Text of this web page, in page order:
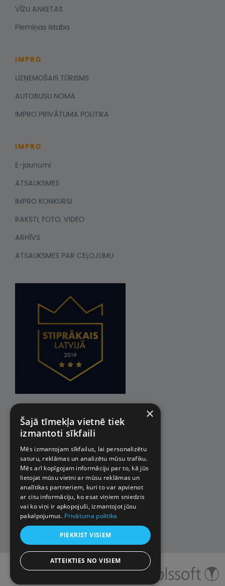
VĪZU ANKETAS
Piemiņas istaba
IMPRO
UZŅEMOŠAIS TŪRISMS
AUTOBUSU NOMA
IMPRO PRIVĀTUMA POLITIKA
IMPRO
E-jaunumi
ATSAUKSMES
IMPRO KONKURSI
RAKSTI, FOTO, VIDEO
ARHĪVS
ATSAUKSMES PAR CEĻOJUMU
© 2026 Impro ceļojumi. Visas
tiesības aizsargātas.
×
Šajā tīmekļa vietnē tiek
izmantoti sīkfaili
Mēs izmantojam sīkfailus, lai personalizētu
saturu, reklāmas un analizētu mūsu trafiku.
Mēs arī kopīgojam informāciju par to, kā jūs
lietojat mūsu vietni ar mūsu reklāmas un
analītikas partneriem, kuri to var apvienot
ar citu informāciju, ko esat viņiem sniedzis
vai ko viņi ir apkopojuši, izmantojot jūsu
pakalpojumus. Privātuma politika
PIEKRIST VISIEM
ATTEIKTIES NO VISIEM